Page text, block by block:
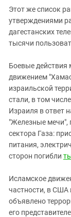
Этот же список
утверждениями
дагестанских
тысячи
Боевые действия
движением
израильской
стали, в том
Израиля в ответ
"Железные мечи",
сектора Газа:
питания,
сторон погибли
Исламское
частности, в США
объявлено
его